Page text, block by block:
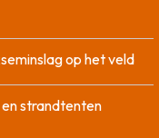
op het veld
strandtenten